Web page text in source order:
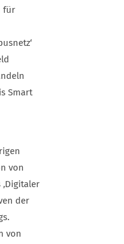
für
Smart
von
der
von